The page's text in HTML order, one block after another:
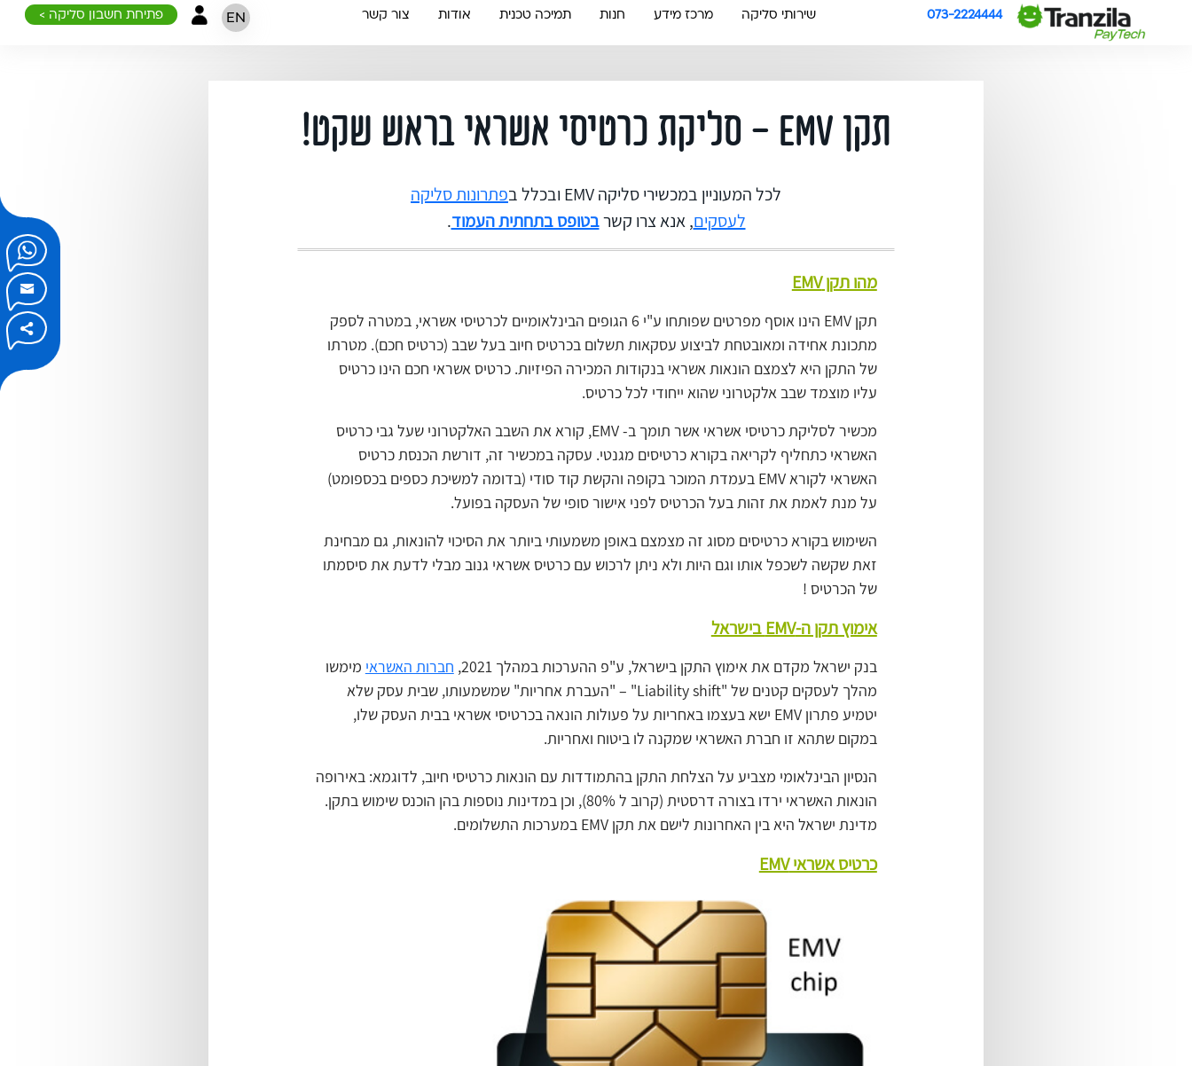
073-2224444 שירותי סליקה מרכז מידע חנות תמיכה טכנית אודות צור קשר EN פתיחת חשבון סליקה >
תקן EMV - סליקת כרטיסי אשראי בראש שקט!
לכל המעוניין במכשירי סליקה EMV ובכלל ב
פתרונות סליקה
לעסקים, אנא צרו קשרבטופס בתחתית העמוד.
מהו תקן EMV
תקן EMV הינו אוסף מפרטים שפותחו ע"י 6 הגופים הבינלאומיים לכרטיסי אשראי, במטרה לספק
מתכונת אחידה ומאובטחת לביצוע עסקאות תשלום בכרטיס חיוב בעל שבב (כרטיס חכם). מטרתו
של התקן היא לצמצם הונאות אשראי בנקודות המכירה הפיזיות. כרטיס אשראי חכם הינו כרטיס
עליו מוצמד שבב אלקטרוני שהוא ייחודי לכל כרטיס.
מכשיר לסליקת כרטיסי אשראי אשר תומך ב- EMV, קורא את השבב האלקטרוני שעל גבי כרטיס
האשראי כתחליף לקריאה בקורא כרטיסים מגנטי. עסקה במכשיר זה, דורשת הכנסת כרטיס
האשראי לקורא EMV בעמדת המוכר בקופה והקשת קוד סודי (בדומה למשיכת כספים בכספומט)
על מנת לאמת את זהות בעל הכרטיס לפני אישור סופי של העסקה בפועל.
השימוש בקורא כרטיסים מסוג זה מצמצם באופן משמעותי ביותר את הסיכוי להונאות, גם מבחינת
זאת שקשה לשכפל אותו וגם היות ולא ניתן לרכוש עם כרטיס אשראי גנוב מבלי לדעת את סיסמתו
של הכרטיס !
אימוץ תקן ה-EMV בישראל
בנק ישראל מקדם את אימוץ התקן בישראל, ע"פ ההערכות במהלך 2021, חברות האשראי מימשו
מהלך לעסקים קטנים של "Liability shift" – "העברת אחריות" שמשמעותו, שבית עסק שלא
יטמיע פתרון EMV ישא בעצמו באחריות על פעולות הונאה בכרטיסי אשראי בבית העסק שלו,
במקום שתהא זו חברת האשראי שמקנה לו ביטוח ואחריות.
הנסיון הבינלאומי מצביע על הצלחת התקן בהתמודדות עם הונאות כרטיסי חיוב, לדוגמא: באירופה
הונאות האשראי ירדו בצורה דרסטית (קרוב ל 80%), וכן במדינות נוספות בהן הוכנס שימוש בתקן.
מדינת ישראל היא בין האחרונות לישם את תקן EMV במערכות התשלומים.
כרטיס אשראי EMV